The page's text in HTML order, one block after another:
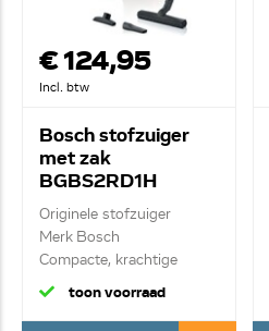
€ 124,95
Incl. btw
Bosch stofzuiger
met zak
BGBS2RD1H
Originele stofzuiger
Merk Bosch
Compacte, krachtige
stofzu...
toon voorraad